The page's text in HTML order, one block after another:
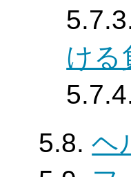
ける
5.8.ヘ